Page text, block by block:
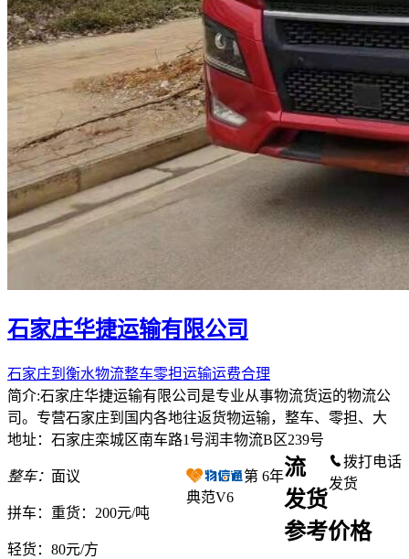
石家庄华捷运输有限公司
石家庄到衡水物流整车零担运输运费合理
简介:石家庄华捷运输有限公司是专业从事物流货运的物流公
司。专营石家庄到国内各地往返货物运输，整车、零担、大
地址：石家庄栾城区南车路1号润丰物流B区239号
整车： 面议
拼车： 重货：200元/吨
轻货： 80元/方
第 6年
典范V6
拨打电话
发货
流
发货
参考价格